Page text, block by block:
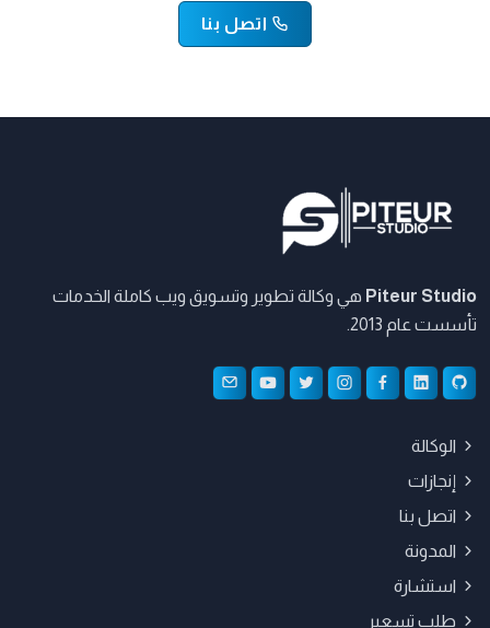
اتصل بنا
Piteur Studio هي وكالة تطوير وتسويق ويب كاملة الخدمات
تأسست عام 2013.
الوكالة
إنجازات
اتصل بنا
المدونة
استشارة
طلب تسعير